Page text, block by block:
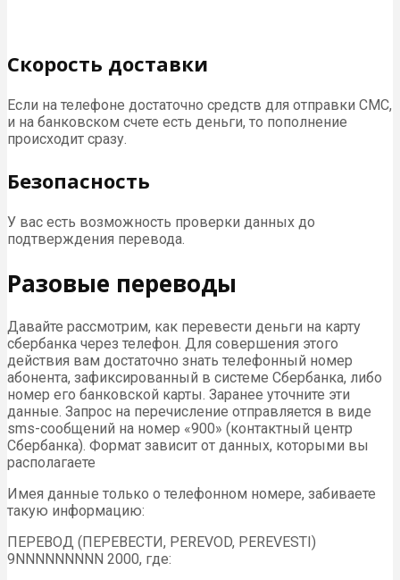
Скорость доставки
Если на телефоне достаточно средств для отправки СМС,
и на банковском счете есть деньги, то пополнение
происходит сразу.
Безопасность
У вас есть возможность проверки данных до
подтверждения перевода.
Разовые переводы
Давайте рассмотрим, как перевести деньги на карту
сбербанка через телефон. Для совершения этого
действия вам достаточно знать телефонный номер
абонента, зафиксированный в системе Сбербанка, либо
номер его банковской карты. Заранее уточните эти
данные. Запрос на перечисление отправляется в виде
sms-сообщений на номер «900» (контактный центр
Сбербанка). Формат зависит от данных, которыми вы
располагаете
Имея данные только о телефонном номере, забиваете
такую информацию:
ПЕРЕВОД (ПЕРЕВЕСТИ, PEREVOD, PEREVESTI)
9NNNNNNNNN 2000, где: